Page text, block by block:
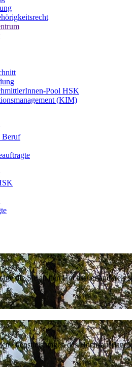
Pool HSK
(KIM)
Beruf
die Sie an den
Dienstleistungen des